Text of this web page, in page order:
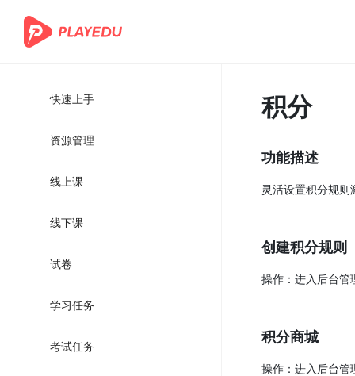
快速上手
资源管理
线上课
线下课
试卷
学习任务
考试任务
积分
功能描述
灵活设置积分规
创建积分规则
操作：进入后台管
积分商城
操作：进入后台管